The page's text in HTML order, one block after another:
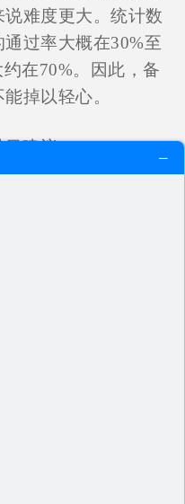
难度更大。统计数
过率大概在30%至
在70%。因此，备
掉以轻心。
目建议